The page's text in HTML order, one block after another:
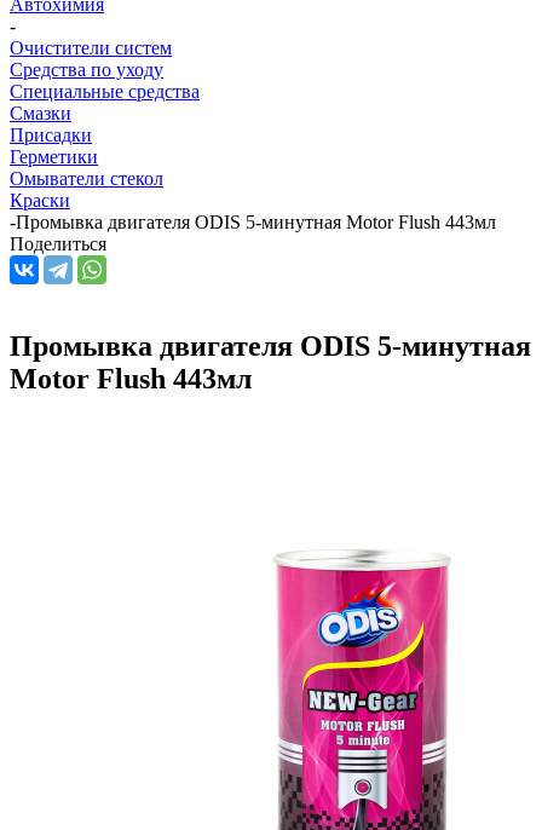
-
Очистители систем
Средства по уходу
Специальные средства
Смазки
Присадки
Герметики
Омыватели стекол
Краски
-Промывка двигателя ODIS 5-минутная Motor Flush 443мл
Поделиться
Промывка двигателя ODIS 5-минутная
Motor Flush 443мл